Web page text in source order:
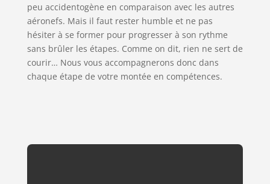
peu accidentogène en comparaison avec les autres
aéronefs. Mais il faut rester humble et ne pas
hésiter à se former pour progresser à son rythme
sans brûler les étapes. Comme on dit, rien ne sert de
courir… Nous vous accompagnerons donc dans
chaque étape de votre montée en compétences.